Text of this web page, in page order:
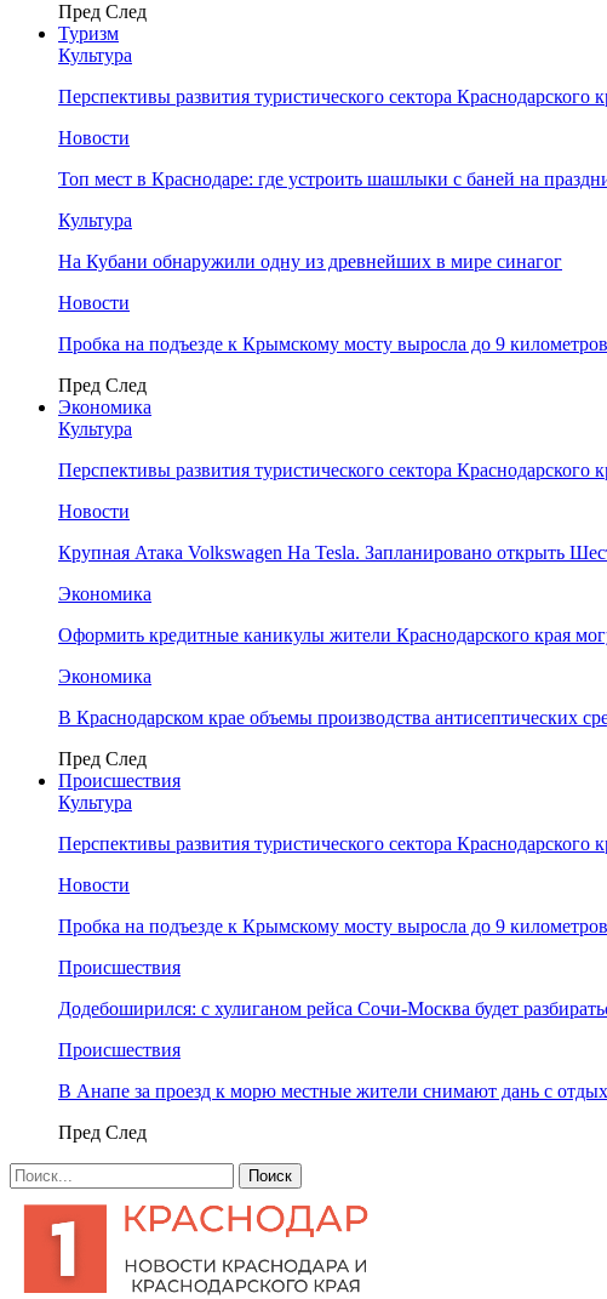
Пред След
Туризм
Культура
Перспективы развития туристического сектора Краснодарского
Новости
Топ мест в Краснодаре: где устроить шашлыки с баней на
Культура
На Кубани обнаружили одну из древнейших в мире синагог
Новости
Пробка на подъезде к Крымскому мосту выросла до 9 километров
Пред След
Экономика
Культура
Перспективы развития туристического сектора Краснодарского
Новости
Крупная Атака Volkswagen На Tesla. Запланировано открыть
Экономика
Оформить кредитные каникулы жители Краснодарского края
Экономика
В Краснодарском крае объемы производства антисептических
Пред След
Происшествия
Культура
Перспективы развития туристического сектора Краснодарского
Новости
Пробка на подъезде к Крымскому мосту выросла до 9 километров
Происшествия
Додебоширился: с хулиганом рейса Сочи-Москва будет
Происшествия
В Анапе за проезд к морю местные жители снимают дань с
Пред След